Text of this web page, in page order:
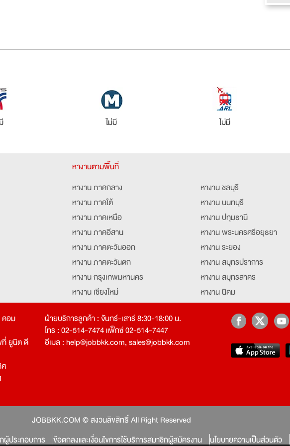
ไม่มี ไม่มี
หางานตามพื้นที่
หางาน ภาคกลาง
หางาน ภาคใต้
หางาน ภาคเหนือ
หางาน ภาคอีสาน
หางาน ภาคตะวันออก
หางาน ภาคตะวันตก
หางาน กรุงเทพมหานคร
หางาน เชียงใหม่
หางาน ฉะเชิงเทรา
หางาน ชลบุรี
หางาน นนทบุรี
หางาน ปทุมธานี
หางาน พระนครศรีอยุธยา
หางาน ระยอง
หางาน สมุทรปราการ
หางาน สมุทรสาคร
หางาน นิคม
หางานอยุธยา
คอม
ที่ ยูนิต ดี
ฝ่ายบริการลูกค้า : จันทร์-เสาร์ 8:30-18:00 น.
โทร : 02-514-7474 แฟ็กซ์ 02-514-7447
อีเมล : help@jobbkk.com,sales@jobbkk.com
JOBBKK.COM © สงวนลิขสิทธิ์ All Right Reserved
ผู้ประกอบการ
ข้อตกลงและเงื่อนไขการใช้บริการสมาชิกผู้สมัครงาน นโยบายความเป็นส่วนตัว